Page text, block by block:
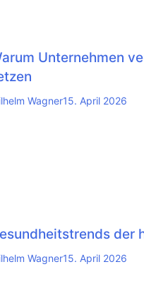
Unternehmen
Wagner15. April 2026
der
Wagner15. April 2026